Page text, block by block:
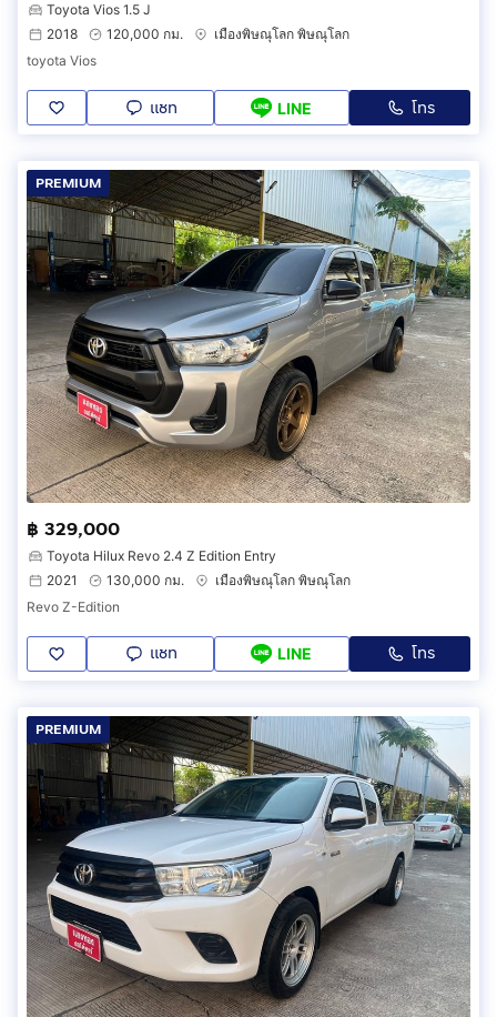
Toyota Vios 1.5 J
2018
120,000 กม.
เมืองพิษณุโลก พิษณุโลก
toyota Vios
แชท LINE โทร
PREMIUM
฿ 329,000
Toyota Hilux Revo 2.4 Z Edition Entry
2021
130,000 กม.
เมืองพิษณุโลก พิษณุโลก
Revo Z-Edition
แชท LINE โทร
PREMIUM